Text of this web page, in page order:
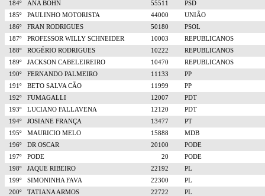
184º
ANA BOHN 55511
PSD
185º
PAULINHO MOTORISTA 44000
UNIÃO
186º
FRAN RODRIGUES 50180
PSOL
187º
PROFESSOR WILLY SCHNEIDER 10003
REPUBLICANOS
188º
ROGÉRIO RODRIGUES 10222
REPUBLICANOS
189º
JACKSON CABELEIREIRO 10470
REPUBLICANOS
190º
FERNANDO PALMEIRO 11133
PP
191º
BETO SALVA CÃO 11999
PP
192º
FUMAGALLI 12007
PDT
193º
LUCIANO FALLAVENA 12120
PDT
194º
JOSIANE FRANÇA 13477
PT
195º
MAURICIO MELO 15888
MDB
196º
DR OSCAR 20100
PODE
197º
PODE 20
PODE
198º
JAQUE RIBEIRO 22192
PL
199º
SIMONINHA FAVA 22300
PL
200º
TATIANA ARMOS 22722
PL